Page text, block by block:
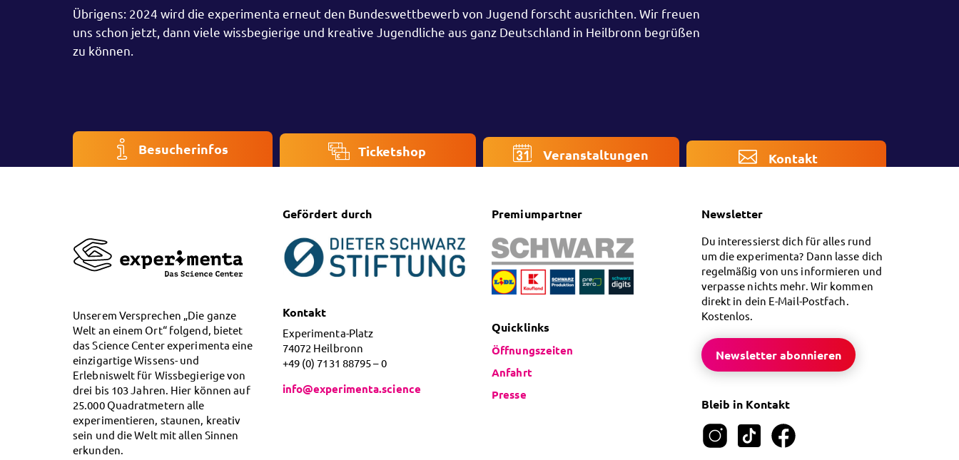
Übrigens: 2024 wird die experimenta erneut den Bundeswettbewerb von Jugend forscht ausrichten. Wir freuen
uns schon jetzt, dann viele wissbegierige und kreative Jugendliche aus ganz Deutschland in Heilbronn begrüßen
zu können.
Besucherinfos Ticketshop Veranstaltungen Kontakt
Unserem Versprechen „Die ganze
Welt an einem Ort“ folgend, bietet
das Science Center experimenta eine
einzigartige Wissens- und
Erlebniswelt für Wissbegierige von
drei bis 103 Jahren. Hier können auf
25.000 Quadratmetern alle
experimentieren, staunen, kreativ
sein und die Welt mit allen Sinnen
erkunden.
Gefördert durch
Kontakt
Experimenta-Platz
74072 Heilbronn
+49 (0) 7131 88795 – 0
info@experimenta.science
Premiumpartner
Quicklinks
Öffnungszeiten
Anfahrt
Presse
Newsletter
Du interessierst dich für alles rund
um die experimenta? Dann lasse dich
regelmäßig von uns informieren und
verpasse nichts mehr. Wir kommen
direkt in dein E-Mail-Postfach.
Kostenlos.
Newsletter abonnieren
Bleib in Kontakt